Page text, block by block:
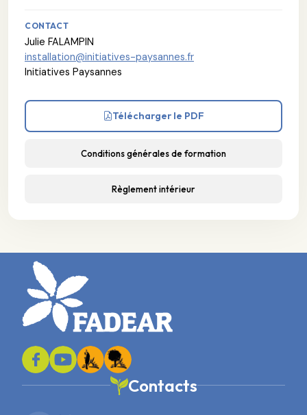
CONTACT
Julie FALAMPIN
installation@initiatives-paysannes.fr
Initiatives Paysannes
Télécharger le PDF
Conditions générales de formation
Règlement intérieur
Contacts